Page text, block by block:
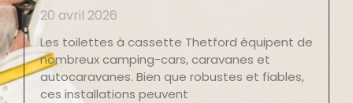
20 avril 2026
Les toilettes à cassette Thetford équipent de
nombreux camping-cars, caravanes et
autocaravanes. Bien que robustes et fiables,
ces installations peuvent